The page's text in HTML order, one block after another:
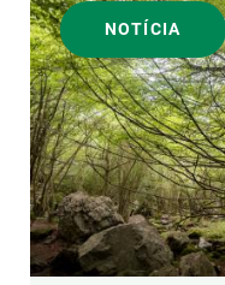
NOTÍCIA